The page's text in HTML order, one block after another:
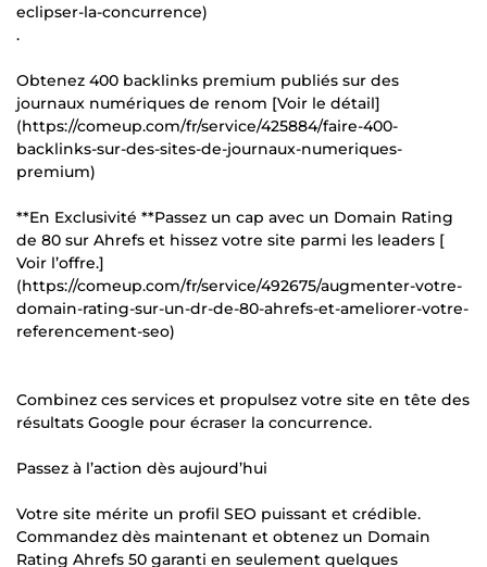
eclipser-la-concurrence)
.
Obtenez 400 backlinks premium publiés sur des
journaux numériques de renom [Voir le détail]
(https://comeup.com/fr/service/425884/faire-400-
backlinks-sur-des-sites-de-journaux-numeriques-
premium)
**En Exclusivité **Passez un cap avec un Domain Rating
de 80 sur Ahrefs et hissez votre site parmi les leaders [
Voir l’offre.]
(https://comeup.com/fr/service/492675/augmenter-votre-
domain-rating-sur-un-dr-de-80-ahrefs-et-ameliorer-votre-
referencement-seo)
Combinez ces services et propulsez votre site en tête des
résultats Google pour écraser la concurrence.
Passez à l’action dès aujourd’hui
Votre site mérite un profil SEO puissant et crédible.
Commandez dès maintenant et obtenez un Domain
Rating Ahrefs 50 garanti en seulement quelques